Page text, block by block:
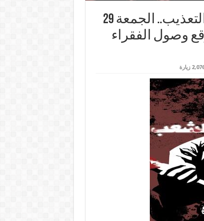
أهالي المعتقلين: أبناؤنا يموتون تحت التعذيب.. الجمعة 29
وصول الفقراء
زيارة